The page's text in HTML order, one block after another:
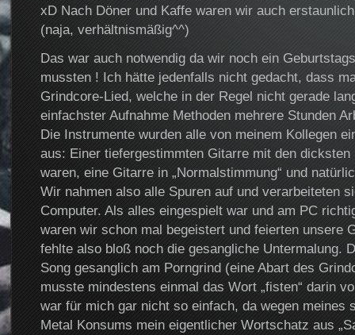
xD Nach Döner und Kaffe waren wir auch
(naja, verhältnismäßig^^)
Das war auch notwendig da wir noch ein
mussten ! Ich hätte jedenfalls nicht gedacht, dass
Grindcore-Lied, welche in der Regel nicht gerade
einfachster Aufnahme Methoden mehrere Stunden
Die Instrumente wurden alle von meinem Kollegen
aus: Einer tiefergestimmten Gitarre mit den dicksten
waren, eine Gitarre in „Normalstimmung“ und
Wir nahmen also alle Spuren auf und verarbeiteten
Computer. Als alles eingespielt war und am PC
waren wir schon mal begeistert und feierten unsere
fehlte also bloß noch die gesangliche Untermalung.
Song gesanglich am Porngrind (eine Abart des
musste mindestens einmal das Wort „fisten“ darin
war für mich gar nicht so einfach, da wegen meines
Metal Konsums mein eigentlicher Wortschatz aus